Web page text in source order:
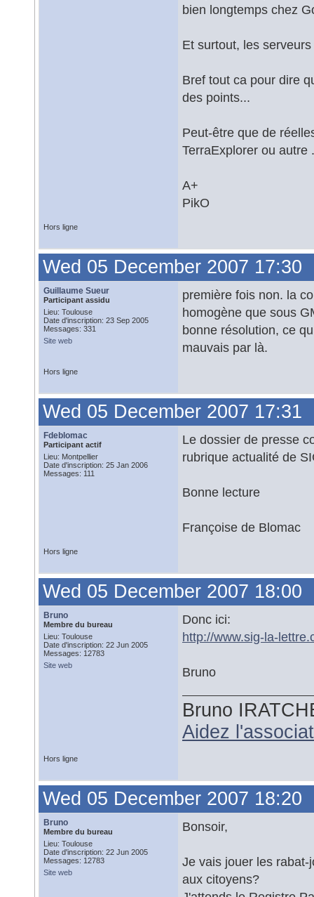
bien longtemps chez
Et surtout, les
Bref tout ca pour dire
des points...
Peut-être que de
TerraExplorer ou autre
A+
PikO
Hors ligne
Wed 05 December 2007 17:30
Guillaume Sueur
Participant assidu
Lieu: Toulouse
Date d'inscription: 23 Sep 2005
Messages: 331
Site web
première fois non. la
homogène que sous
bonne résolution, ce
mauvais par là.
Hors ligne
Wed 05 December 2007 17:31
Fdeblomac
Participant actif
Lieu: Montpellier
Date d'inscription: 25 Jan 2006
Messages: 111
Le dossier de presse
rubrique actualité de
Bonne lecture
Françoise de Blomac
Hors ligne
Wed 05 December 2007 18:00
Bruno
Membre du bureau
Lieu: Toulouse
Date d'inscription: 22 Jun 2005
Messages: 12783
Site web
Donc ici:
http://www.sig-la-
Bruno
Bruno
Aidez
Hors ligne
Wed 05 December 2007 18:20
Bruno
Membre du bureau
Lieu: Toulouse
Date d'inscription: 22 Jun 2005
Messages: 12783
Site web
Bonsoir,
Je vais jouer les
aux citoyens?